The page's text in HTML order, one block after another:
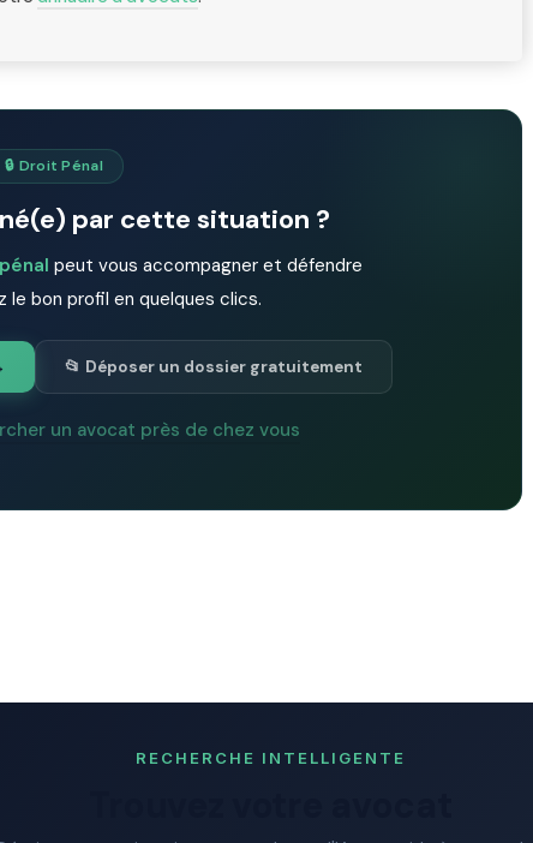
🔒 Droit Pénal
par cette situation ?
peut vous accompagner et défendre
le bon profil en quelques clics.
📂 Déposer un dossier gratuitement
un avocat près de chez vous
RECHERCHE INTELLIGENTE